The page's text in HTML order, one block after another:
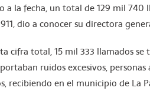
a la fecha, un total de 129 mil 740
dio a conocer su directora
cifra total, 15 mil 333 llamados se
ruidos excesivos, personas
recibiendo en el municipio de La